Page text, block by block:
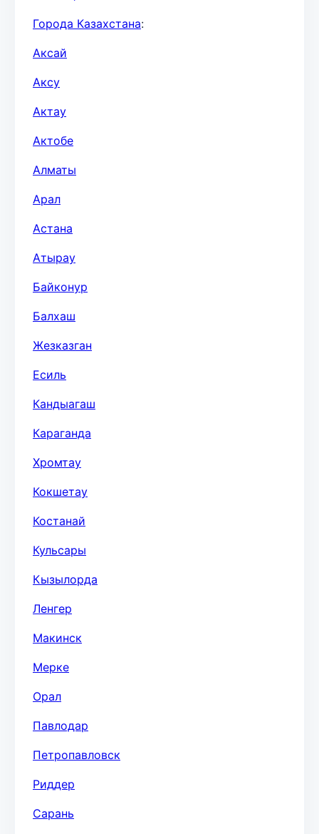
Города Казахстана:
Аксай
Аксу
Актау
Актобе
Алматы
Арал
Астана
Атырау
Байконур
Балхаш
Жезказган
Есиль
Кандыагаш
Караганда
Хромтау
Кокшетау
Костанай
Кульсары
Кызылорда
Ленгер
Макинск
Мерке
Орал
Павлодар
Петропавловск
Риддер
Сарань